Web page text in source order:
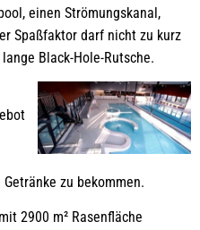
einen Strömungskanal,
Spaßfaktor darf nicht zu kurz
Black-Hole-Rutsche.
zu bekommen.
2900 m² Rasenfläche